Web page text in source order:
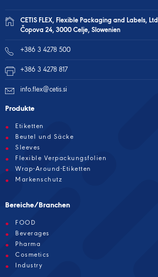
CETIS FLEX, Flexible Packaging and Labels, Ltd
Čopova 24, 3000 Celje, Slowenien
+386 3 4278 500
+386 3 4278 817
info.flex@cetis.si
Produkte
Etiketten
Beutel und Säcke
Sleeves
Flexible Verpackungsfolien
Wrap-Around-Etiketten
Markenschutz
Bereiche/Branchen
FOOD
Beverages
Pharma
Cosmetics
Industry